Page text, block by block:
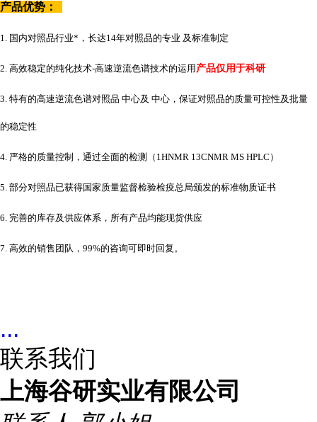
产品优势：
1. 国内对照品行业*，长达14年对照品的专业 及标准制定
2. 高效稳定的纯化技术-高速逆流色谱技术的运用 产品仅用于科研
3. 特有的高速逆流色谱对照品 中心及 中心，保证对照品的质量可控性及批量
的稳定性
4. 严格的质量控制，通过全面的检测（1HNMR 13CNMR MS HPLC）
5. 部分对照品已获得国家质量监督检验检疫总局颁发的标准物质证书
6. 完善的库存及供应体系，所有产品均能现货供应
7. 高效的销售团队，99%的咨询可即时回复。
...
联系我们
上海谷研实业有限公司